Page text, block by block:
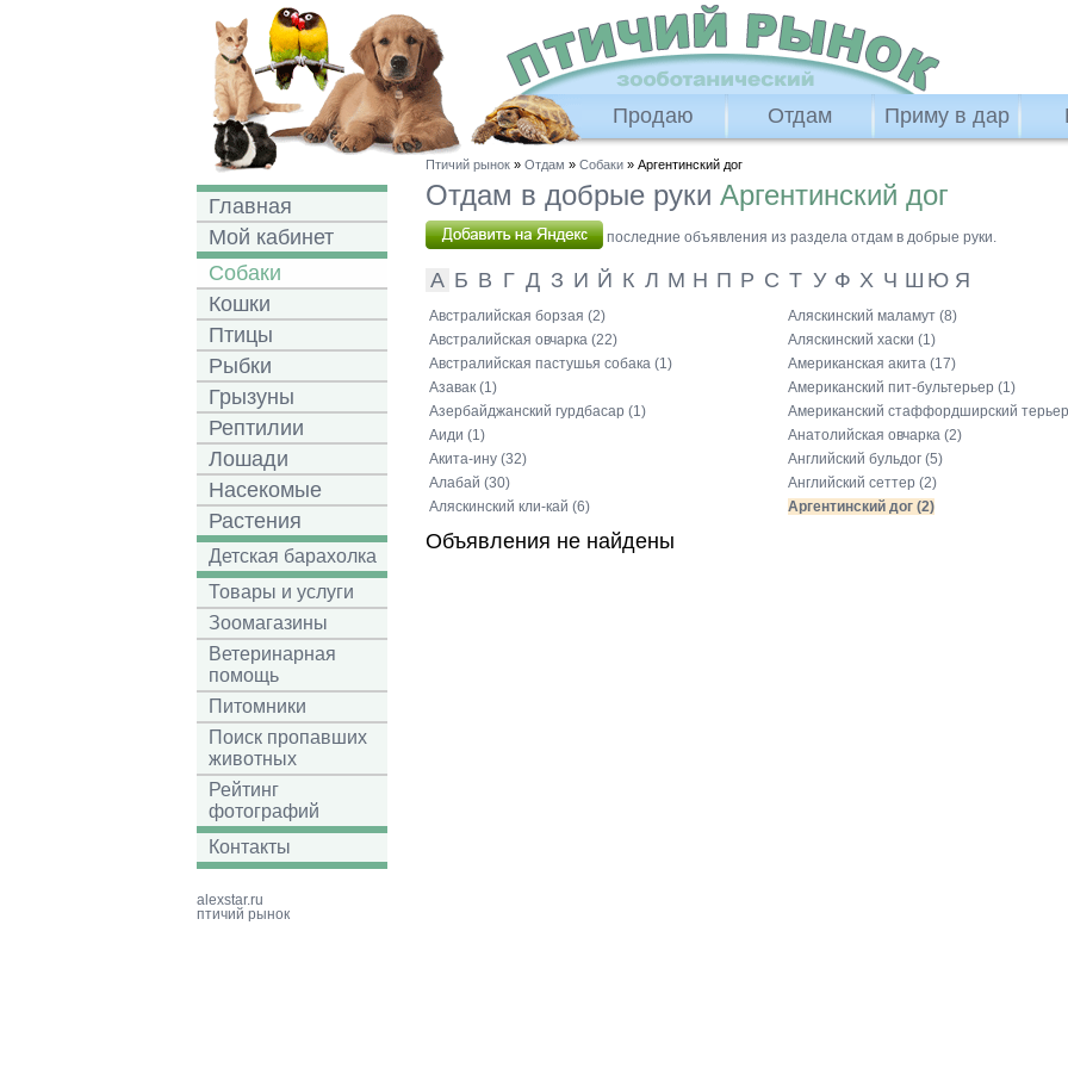
Продаю Отдам Приму в дар
Главная
Мой кабинет
Собаки
Кошки
Птицы
Рыбки
Грызуны
Рептилии
Лошади
Насекомые
Растения
Детская барахолка
Товары и услуги
Зоомагазины
Ветеринарная
помощь
Питомники
Поиск пропавших
животных
Рейтинг
фотографий
Контакты
Птичий рынок » Отдам » Собаки » Аргентинский дог
Отдам в добрые руки Аргентинский дог
последние объявления из раздела отдам в добрые руки.
А Б В Г Д З И Й К Л М Н П Р С Т У Ф Х Ч Ш Ю Я
Австралийская борзая (2)
Австралийская овчарка (22)
Австралийская пастушья собака (1)
Азавак (1)
Азербайджанский гурдбасар (1)
Аиди (1)
Акита-ину (32)
Алабай (30)
Аляскинский кли-кай (6)
Аляскинский маламут (8)
Аляскинский хаски (1)
Американская акита (17)
Американский пит-бультерьер (1)
Американский стаффордширский
Анатолийская овчарка (2)
Английский бульдог (5)
Английский сеттер (2)
Аргентинский дог (2)
Объявления не найдены
alexstar.ru
птичий рынок